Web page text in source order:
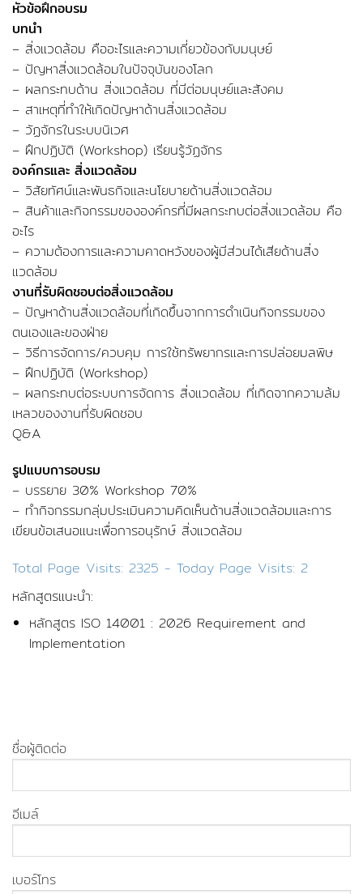
หัวข้อฝึกอบรม
บทนำ
– สิ่งแวดล้อม คืออะไรและความเกี่ยวข้องกับมนุษย์
– ปัญหาสิ่งแวดล้อมในปัจจุบันของโลก
– ผลกระทบด้าน สิ่งแวดล้อม ที่มีต่อมนุษย์และสังคม
– สาเหตุที่ทำให้เกิดปัญหาด้านสิ่งแวดล้อม
– วัฏจักรในระบบนิเวศ
– ฝึกปฏิบัติ (Workshop) เรียนรู้วัฏจักร
องค์กรและ สิ่งแวดล้อม
– วิสัยทัศน์และพันธกิจและนโยบายด้านสิ่งแวดล้อม
– สินค้าและกิจกรรมขององค์กรที่มีผลกระทบต่อสิ่งแวดล้อม คือ
อะไร
– ความต้องการและความคาดหวังของผู้มีส่วนได้เสียด้านสิ่ง
แวดล้อม
งานที่รับผิดชอบต่อสิ่งแวดล้อม
– ปัญหาด้านสิ่งแวดล้อมที่เกิดขึ้นจากการดำเนินกิจกรรมของ
ตนเองและของฝ่าย
– วิธีการจัดการ/ควบคุม การใช้ทรัพยากรและการปล่อยมลพิษ
– ฝึกปฏิบัติ (Workshop)
– ผลกระทบต่อระบบการจัดการ สิ่งแวดล้อม ที่เกิดจากความล้ม
เหลวของงานที่รับผิดชอบ
Q&A
รูปแบบการอบรม
– บรรยาย 30% Workshop 70%
– ทำกิจกรรมกลุ่มประเมินความคิดเห็นด้านสิ่งแวดล้อมและการ
เขียนข้อเสนอแนะเพื่อการอนุรักษ์ สิ่งแวดล้อม
Total Page Visits: 2325 - Today Page Visits: 2
หลักสูตรแนะนำ:
หลักสูตร ISO 14001 : 2026 Requirement and
Implementation
ชื่อผู้ติดต่อ
อีเมล์
เบอร์โทร